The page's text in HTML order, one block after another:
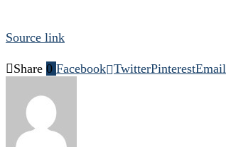
Source link
Share 0 Facebook TwitterPinterestEmail